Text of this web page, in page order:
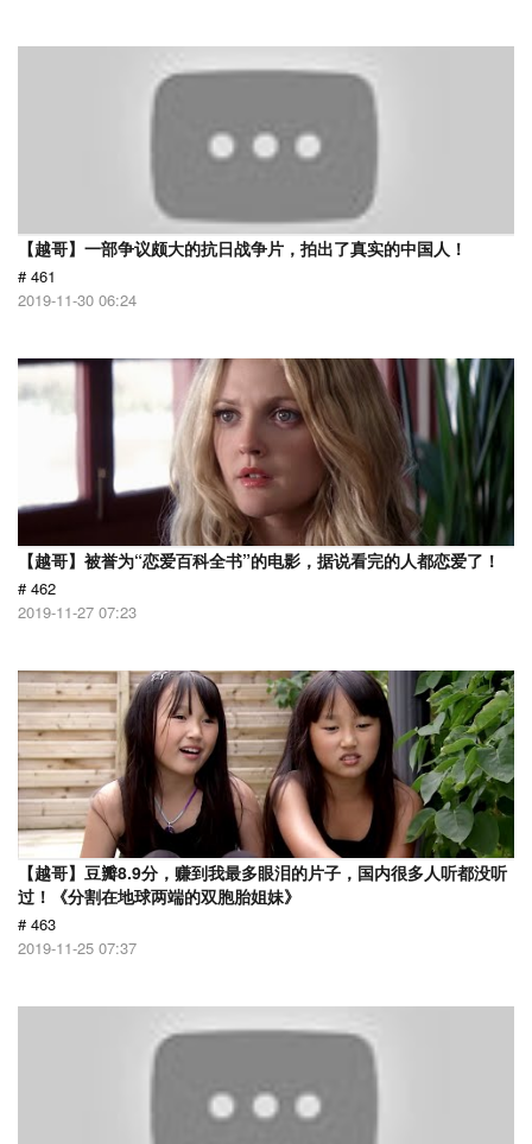
【越哥】一部争议颇大的抗日战争片，拍出了真实的中国人！
# 461
2019-11-30 06:24
【越哥】被誉为“恋爱百科全书”的电影，据说看完的人都恋爱了！
# 462
2019-11-27 07:23
【越哥】豆瓣8.9分，赚到我最多眼泪的片子，国内很多人听都没听
过！《分割在地球两端的双胞胎姐妹》
# 463
2019-11-25 07:37